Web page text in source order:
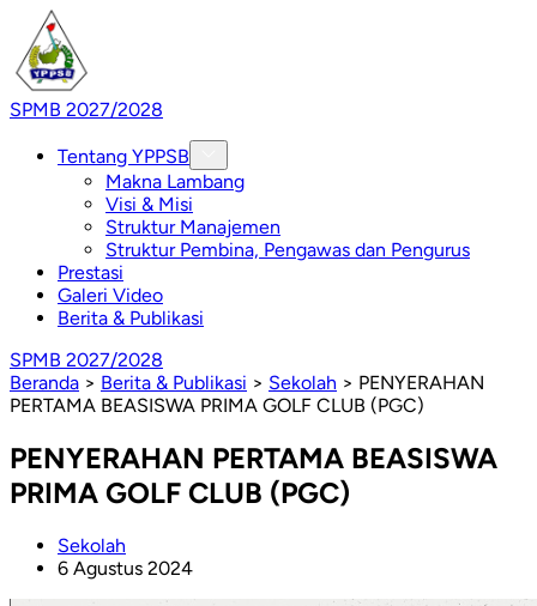
SPMB 2027/2028
Tentang YPPSB
Makna Lambang
Visi & Misi
Struktur Manajemen
Struktur Pembina, Pengawas dan Pengurus
Prestasi
Galeri Video
Berita & Publikasi
SPMB 2027/2028
Beranda > Berita & Publikasi > Sekolah > PENYERAHAN
PERTAMA BEASISWA PRIMA GOLF CLUB (PGC)
PENYERAHAN PERTAMA BEASISWA
PRIMA GOLF CLUB (PGC)
Sekolah
6 Agustus 2024